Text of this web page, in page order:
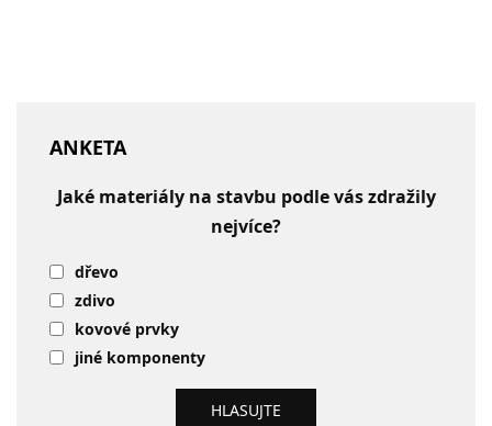
ANKETA
Jaké materiály na stavbu podle vás zdražily
nejvíce?
dřevo
zdivo
kovové prvky
jiné komponenty